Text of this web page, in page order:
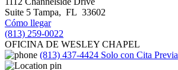
Suite 5 Tampa, FL 33602
Cómo llegar
(813) 259-0022
OFICINA DE WESLEY CHAPEL
(813) 437-4424 Solo con Cita Previa